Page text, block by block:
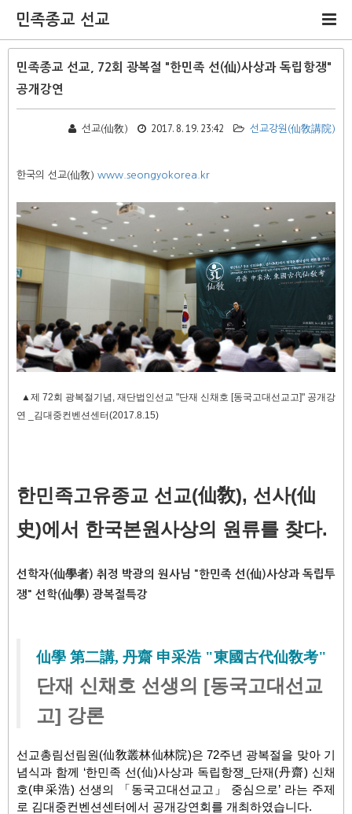
민족종교 선교
민족종교 선교, 72회 광복절 "한민족 선(仙)사상과 독립항쟁"
공개강연
선교(仙敎) 2017. 8. 19. 23:42 선교강원(仙敎講院)
한국의 선교(仙敎) www.seongyokorea.kr
▲제 72회 광복절기념, 재단법인선교 "단재 신채호 [동국고대선교고]" 공개강
연 _김대중컨벤션센터(2017.8.15)
한민족고유종교 선교(仙敎), 선사(仙
史)에서 한국본원사상의 원류를 찾다.
선학자(仙學者) 취정 박광의 원사님 "한민족 선(仙)사상과 독립투
쟁" 선학(仙學) 광복절특강
仙學 第二講, 丹齋 申采浩 "東國古代仙敎考"
단재 신채호 선생의 [동국고대선교
고] 강론
선교총림선림원 (仙敎叢林仙林院)은72주년 광복절을 맞아 기
념식과 함께 ‘한민족 선 (仙)사상과 독립항쟁 단재 (丹齋) 신채
호(申采浩)선생의 「 동국고대선교고 」 중심으로’ 라는 주제
로 김대중컨벤션센터에서 공개강연회를 개최하였습니다.